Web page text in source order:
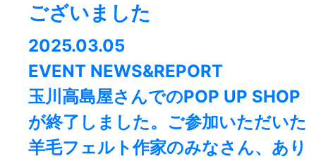
ございました
2025.03.05
EVENT NEWS&REPORT
玉川高島屋さんでのPOP UP SHOP
が終了しました。⁡ご参加いただいた
羊毛フェルト作家のみなさん、あり